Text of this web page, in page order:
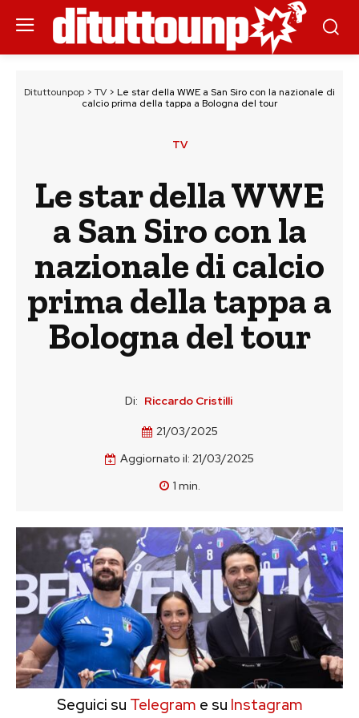
Dituttounpop > TV > Le star della WWE a San Siro con la nazionale di
calcio prima della tappa a Bologna del tour
TV
Le star della WWE
a San Siro con la
nazionale di calcio
prima della tappa a
Bologna del tour
Di: Riccardo Cristilli
21/03/2025
Aggiornato il: 21/03/2025
1 min.
Seguici su Telegram e su Instagram